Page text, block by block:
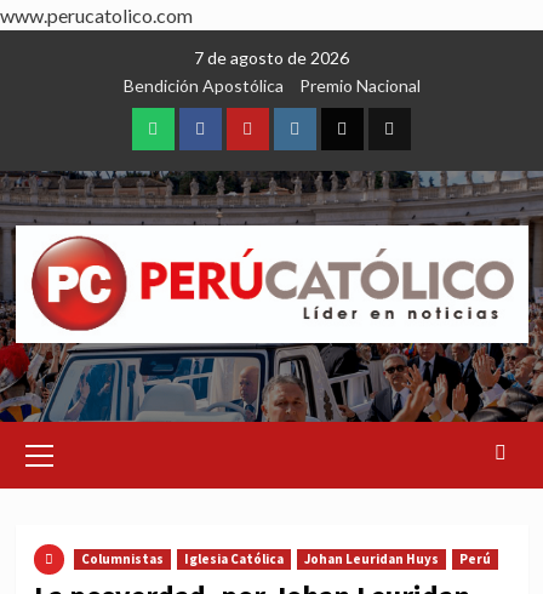
www.perucatolico.com
7 de agosto de 2026
Bendición Apostólica
Premio Nacional
WhatsAppFacebookYoutubeInstagram
X TikTok
Menu
Columnistas Iglesia Católica Johan Leuridan Huys Perú